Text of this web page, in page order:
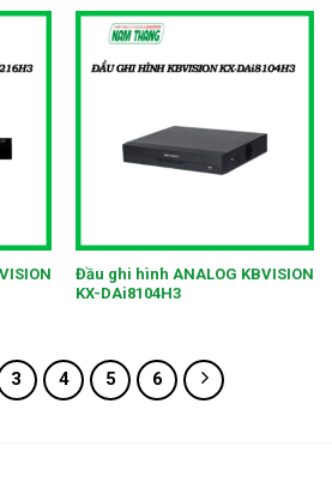
Đầu ghi hình ANALOG KBVISION
KX-DAi8104H3
3 4 5 6